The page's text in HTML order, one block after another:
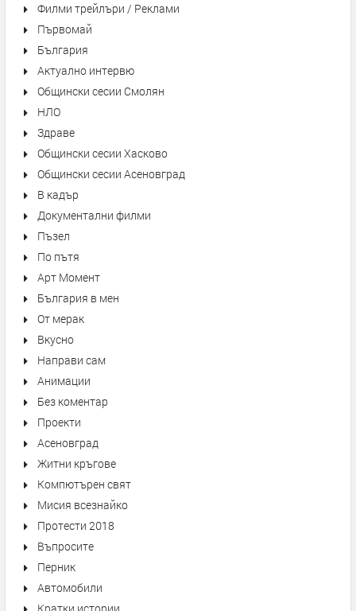
Филми трейлъри / Реклами
Първомай
България
Актуално интервю
Общински сесии Смолян
НЛО
Здраве
Общински сесии Хасково
Общински сесии Асеновград
В кадър
Документални филми
Пъзел
По пътя
Арт Момент
България в мен
От мерак
Вкусно
Направи сам
Анимации
Без коментар
Проекти
Асеновград
Житни кръгове
Компютърен свят
Мисия всезнайко
Протести 2018
Въпросите
Перник
Автомобили